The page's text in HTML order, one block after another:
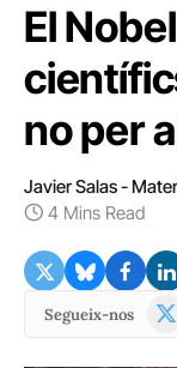
El
no per
Javier Salas -
4 Mins Read
Segueix-nos
X